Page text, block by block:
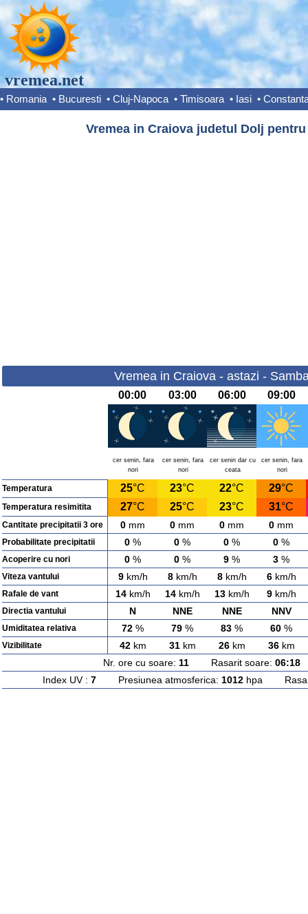
vremea.net
• Romania • Bucuresti • Cluj-Napoca • Timisoara • Iasi •
Vremea in Craiova judetul Dolj
Vremea in Craiova - astazi -
00:00 03:00 06:00 09:00
cer senin, fara
nori
cer senin, fara
nori
cer senin dar cu
ceata
cer senin, fara
nori
Temperatura 25°C 23°C 22°C 29°C
Temperatura resimitita 27°C 25°C 23°C 31°C
Cantitate precipitatii 3 ore 0 mm 0 mm 0 mm 0 mm
Probabilitate precipitatii 0 % 0 % 0 % 0 %
Acoperire cu nori 0 % 0 % 9 % 3 %
Viteza vantului 9km/h 8km/h 8km/h 6km/h
Rafale de vant 14km/h 14km/h 13km/h 9km/h
Directia vantului N NNE NNE NNV
Umiditatea relativa 72 % 79 % 83 % 60 %
Vizibilitate 42km 31km 26km 36km
Nr. ore cu soare: 11 Rasarit soare: 06:18
Index UV : 7Presiunea atmosferica: 1012hpa